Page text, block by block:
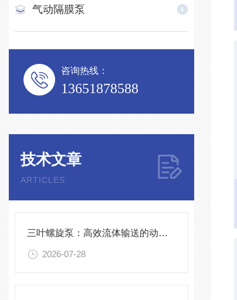
气动隔膜泵
咨询热线：
13651878588
技术文章
ARTICLES
三叶螺旋泵：高效流体输送的动力学优选
2026-07-28